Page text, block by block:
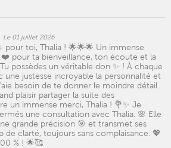
Le 01 juillet 2026
pour toi, Thalia ! 🌟🌟🌟 Un immense
pour ta bienveillance, ton écoute et la
possèdes un véritable don ✨ ! À chaque
une justesse incroyable la personnalité et
besoin de te donner le moindre détail.
plaisir partager la suite des
un immense merci, Thalia ! 💐✨ Je
une consultation avec Thalia. 🌸 Elle
grande précision 🎯 et transmet ses
de clarté, toujours sans complaisance. 💖
% ! 🌟🥰